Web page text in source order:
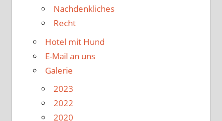
Nachdenkliches
Recht
Hotel mit Hund
E-Mail an uns
Galerie
2023
2022
2020